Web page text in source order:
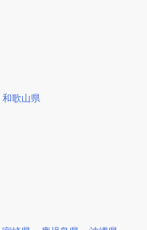
和歌山県